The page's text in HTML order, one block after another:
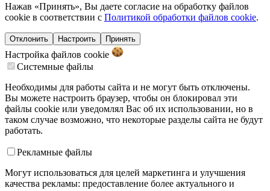
Нажав «Принять», Вы даете согласие на обработку файлов
cookie в соответствии с Политикой обработки файлов cookie.
Отклонить Настроить Принять
Настройка файлов cookie
Системные файлы
Необходимы для работы сайта и не могут быть отключены.
Вы можете настроить браузер, чтобы он блокировал эти
файлы cookie или уведомлял Вас об их использовании, но в
таком случае возможно, что некоторые разделы сайта не будут
работать.
Рекламные файлы
Могут использоваться для целей маркетинга и улучшения
качества рекламы: предоставление более актуального и